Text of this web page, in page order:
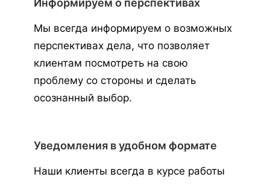
Информируем о перспективах
Мы всегда информируем о возможных
перспективах дела, что позволяет
клиентам посмотреть на свою
проблему со стороны и сделать
осознанный выбор.
Уведомления в удобном формате
Наши клиенты всегда в курсе работы